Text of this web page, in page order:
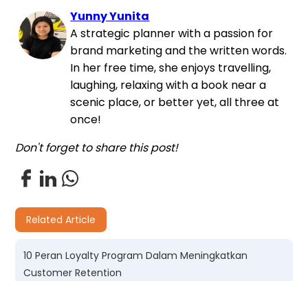
Yunny Yunita
A strategic planner with a passion for
brand marketing and the written words.
In her free time, she enjoys travelling,
laughing, relaxing with a book near a
scenic place, or better yet, all three at
once!
Don't forget to share this post!
Related Article
10 Peran Loyalty Program Dalam Meningkatkan
Customer Retention